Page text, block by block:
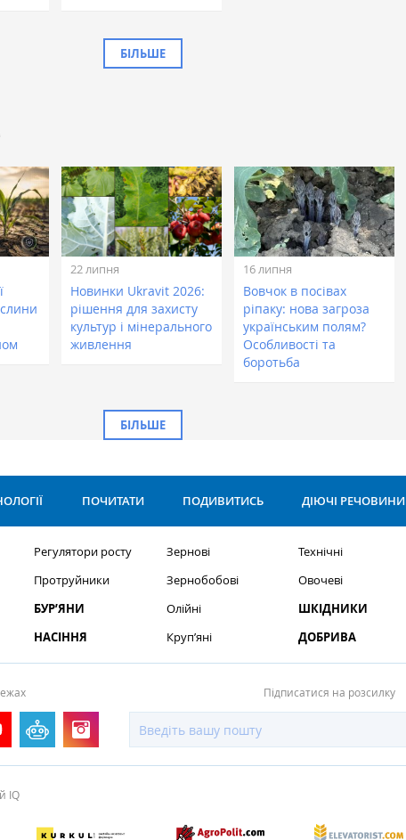
БІЛЬШЕ
22 липня
Новинки Ukravit 2026:
рішення для захисту
культур і мінерального
живлення
16 липня
Вовчок в посівах
ріпаку: нова загроза
українським полям?
Особливості та
боротьба
БІЛЬШЕ
ПОЧИТАТИ ПОДИВИТИСЬ ДІЮЧІ РЕЧОВИНИ
Регулятори росту
Протруйники
БУР’ЯНИ
НАСІННЯ
Зернові
Зернобобові
Олійні
Круп’яні
Технічні
Овочеві
ШКІДНИКИ
ДОБРИВА
Підписатися на розсилку
IQ